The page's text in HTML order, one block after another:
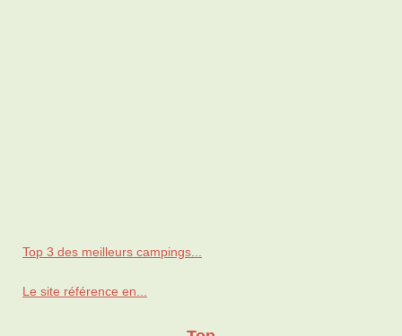
Top 3 des meilleurs campings...
Le site référence en...